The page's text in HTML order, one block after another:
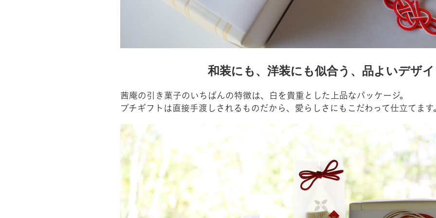
和装にも、洋装にも似合う、 品よいデザ
茜庵の引き菓子のいちばんの特徴は、白を貴重とした上品なパッケージ。
プチギフトは直接手渡しされるものだから、愛らしさにもこだわって仕立てます